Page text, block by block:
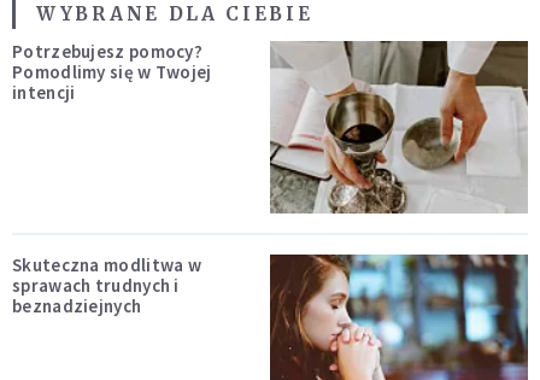
WYBRANE DLA CIEBIE
Potrzebujesz pomocy?
Pomodlimy się w Twojej
intencji
Skuteczna modlitwa w
sprawach trudnych i
beznadziejnych